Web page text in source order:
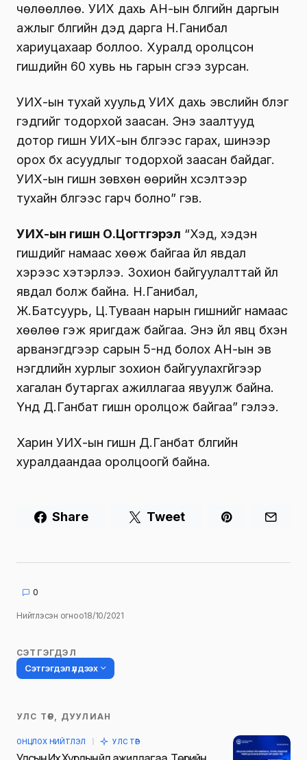
чөлөөллөө. УИХ дахь АН-ын бүлгийн даргын
ажлыг бүлгийн дэд дарга Н.Ганибал
хариуцахаар боллоо. Хуралд оролцсон
гишүүдийн 60 хувь нь гарын үсгээ зурсан.
УИХ-ын тухай хуульд УИХ дахь эвслийн бүлэг
гэдгийг тодорхой заасан. Энэ заалтууд
дотор гишүүн УИХ-ын бүлгээс гарах, шинээр
орох бүх асуудлыг тодорхой заасан байдаг.
УИХ-ын гишүүн зөвхөн өөрийн хүсэлтээр
тухайн бүлгээс гарч болно” гэв.
УИХ-ын гишүүн О.Цогтгэрэл “Хэд, хэдэн
гишүүдийг намаас хөөж байгаа үйл явдал
хэрээс хэтэрлээ. Зохион байгуулалттай үйл
явдал болж байна. Н.Ганибал,
Ж.Батсуурь, Ц.Туваан нарын гишүүнийг намаас
хөөлөө гэж яригдаж байгаа. Энэ үйл явц бүхэн
арванэгдүгээр сарын 5-нд болох АН-ын эв
нэгдлийн хурлыг зохион байгуулахгүйгээр
хагалан бутаргах ажиллагаа явуулж байна.
Үүнд Д.Ганбат гишүүн оролцож байгаа” гэлээ.
Харин УИХ-ын гишүүн Д.Ганбат бүлгийн
хуралдаандаа оролцоогүй байна.
Share Tweet
0
Нийтлэсэн огноо18/10/2021
СЭТГЭГДЭЛ
Сэтгэгдэл үлдээх
Таны имэйл хаягийг нийтлэхгүй.
УЛС ТӨР, ДУУЛИАН
ОНЦЛОХ НИЙТЛЭЛ УЛС ТӨР